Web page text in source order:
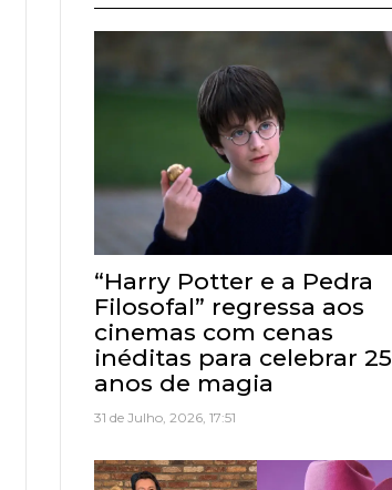
“Harry Potter e a Pedra
Filosofal” regressa aos
cinemas com cenas
inéditas para celebrar 25
anos de magia
31 de Julho, 2026, 17:51